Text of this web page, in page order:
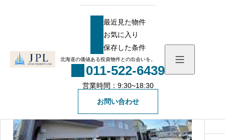
お気に入り
保存した条件
物件一覧
会社概要
北海道の価値ある投資物件との出会いを。
最近見た物件
お気に入り
保存した条件
011-522-6439
営業時間：9:30~18:30
お問い合わせ
おすすめ物件の物件一覧
おすすめ物件の物件一覧
NEW